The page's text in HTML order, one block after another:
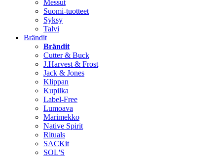
Messut
Suomi-tuotteet
Syksy
Talvi
Brändit
Brändit
Cutter & Buck
J.Harvest & Frost
Jack & Jones
Klippan
Kupilka
Label-Free
Lumoava
Marimekko
Native Spirit
Rituals
SACKit
SOL'S